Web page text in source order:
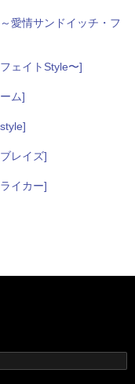
愛情サンドイッチ・フ
ェイトStyle〜]
ム]
レイズ]
イカー]